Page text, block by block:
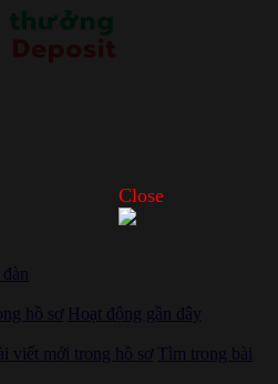
hồ sơ Hoạt động gần đây
viết mới trong hồ sơ Tìm trong bài
Close